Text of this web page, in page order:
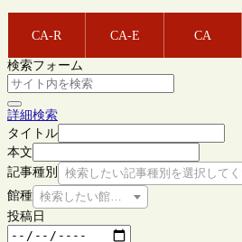
CA-R CA-E CA
検索フォーム
詳細検索
タイトル
本文
記事種別
検索したい記事種別を選択して
館種 検索したい館種を選択してください
投稿日